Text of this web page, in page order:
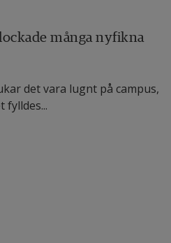
många nyfikna
det vara lugnt på campus,
fylldes...